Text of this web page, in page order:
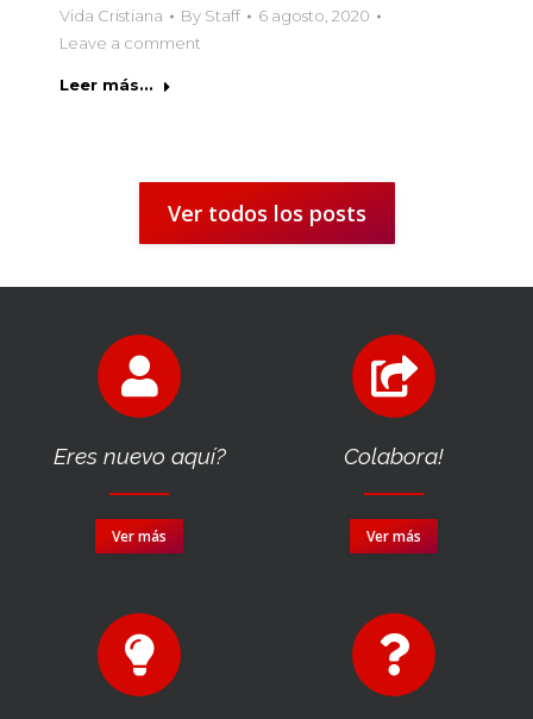
Vida Cristiana By Staff
6 agosto, 2020
Leave a comment
Leer más...
Ver todos los posts
Eres nuevo aquí?
Ver más
Colabora!
Ver más